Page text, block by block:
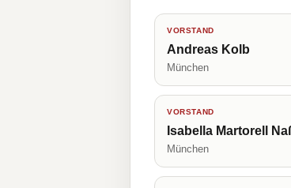
VORSTAND
Andreas Kolb
München
VORSTAND
Isabella Martorell
München